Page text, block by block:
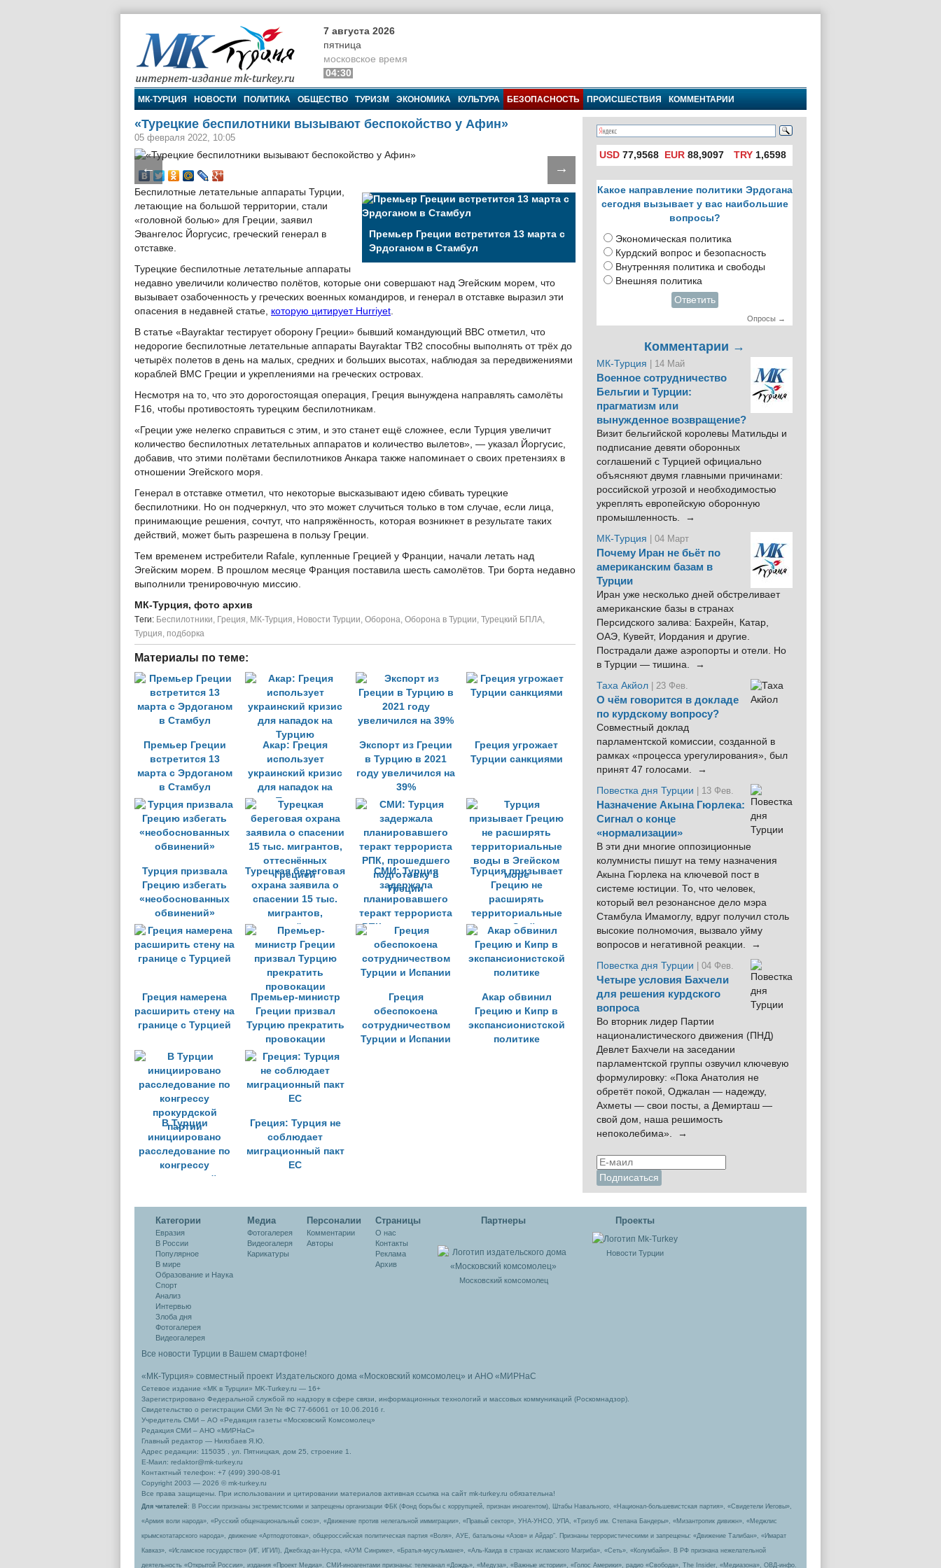
МК-Турция
7 августа 2026
пятница
московское время
04:30
МК-ТУРЦИЯ НОВОСТИ ПОЛИТИКА ОБЩЕСТВО ТУРИЗМ ЭКОНОМИКА КУЛЬТУРА БЕЗОПАСНОСТЬ ПРОИСШЕСТВИЯ КОММЕНТАРИИ
«Турецкие беспилотники вызывают беспокойство у Афин»
05 февраля 2022, 10:05
← →
Премьер Греции встретится 13 марта с
Эрдоганом в Стамбул
Беспилотные летательные аппараты Турции,
летающие на большой территории, стали
«головной болью» для Греции, заявил
Эвангелос Йоргусис, греческий генерал в
отставке.
Турецкие беспилотные летательные аппараты
недавно увеличили количество полётов, которые они совершают над Эгейским морем, что
вызывает озабоченность у греческих военных командиров, и генерал в отставке выразил эти
опасения в недавней статье, которую цитирует Hurriyet.
В статье «Bayraktar тестирует оборону Греции» бывший командующий ВВС отметил, что
недорогие беспилотные летательные аппараты Bayraktar TB2 способны выполнять от трёх до
четырёх полетов в день на малых, средних и больших высотах, наблюдая за передвижениями
кораблей ВМС Греции и укреплениями на греческих островах.
Несмотря на то, что это дорогостоящая операция, Греция вынуждена направлять самолёты
F16, чтобы противостоять турецким беспилотникам.
«Греции уже нелегко справиться с этим, и это станет ещё сложнее, если Турция увеличит
количество беспилотных летательных аппаратов и количество вылетов», — указал Йоргусис,
добавив, что этими полётами беспилотников Анкара также напоминает о своих претензиях в
отношении Эгейского моря.
Генерал в отставке отметил, что некоторые высказывают идею сбивать турецкие
беспилотники. Но он подчеркнул, что это может случиться только в том случае, если лица,
принимающие решения, сочтут, что напряжённость, которая возникнет в результате таких
действий, может быть разрешена в пользу Греции.
Тем временем истребители Rafale, купленные Грецией у Франции, начали летать над
Эгейским морем. В прошлом месяце Франция поставила шесть самолётов. Три борта недавно
выполнили тренировочную миссию.
МК-Турция, фото архив
Tеги: Беспилотники, Греция, МК-Турция, Новости Турции, Оборона, Оборона в Турции, Турецкий БПЛА,
Турция, подборка
Материалы по теме:
Премьер Греции
встретится 13
марта с Эрдоганом
в Стамбул
Акар: Греция
использует
украинский кризис
для нападок на
Турцию
Экспорт из Греции
в Турцию в 2021
году увеличился на
39%
Греция угрожает
Турции санкциями
Турция призвала
Грецию избегать
«необоснованных
обвинений»
Турецкая береговая
охрана заявила о
спасении 15 тыс.
мигрантов,
оттеснённых
Грецией
СМИ: Турция
задержала
планировавшего
теракт террориста
РПК, прошедшего
подготовку в
Греции
Турция призывает
Грецию не
расширять
территориальные
воды в Эгейском
море
Греция намерена
расширить стену на
границе с Турцией
Премьер-министр
Греции призвал
Турцию прекратить
провокации
Греция
обеспокоена
сотрудничеством
Турции и Испании
Акар обвинил
Грецию и Кипр в
экспансионистской
политике
В Турции
инициировано
расследование по
конгрессу
прокурдской
Греция: Турция не
соблюдает
миграционный пакт
ЕС
USD 77,9568 EUR 88,9097 TRY1,6598
Какое направление политики Эрдогана
сегодня вызывает у вас наибольшие
вопросы?
Экономическая политика
Курдский вопрос и безопасность
Внутренняя политика и свободы
Внешняя политика
Ответить
Опросы →
Комментарии →
МК-Турция | 14 Май
Военное сотрудничество
Бельгии и Турции:
прагматизм или
вынужденное возвращение?
Визит бельгийской королевы Матильды и
подписание девяти оборонных
соглашений с Турцией официально
объясняют двумя главными причинами:
российской угрозой и необходимостью
укреплять европейскую оборонную
промышленность. →
МК-Турция
| 04 Март
Почему Иран не бьёт по
американским базам в
Турции
Иран уже несколько дней обстреливает
американские базы в странах
Персидского залива: Бахрейн, Катар,
ОАЭ, Кувейт, Иордания и другие.
Пострадали даже аэропорты и отели. Но
в Турции — тишина. →
Таха Акйол | 23 Фев.
О чём говорится в докладе
по курдскому вопросу?
Совместный доклад
парламентской комиссии, созданной в
рамках «процесса урегулирования», был
принят 47 голосами. →
Повестка дня Турции
| 13 Фев.
Назначение Акына Гюрлека:
Сигнал о конце
«нормализации»
В эти дни многие оппозиционные
колумнисты пишут на тему назначения
Акына Гюрлека на ключевой пост в
системе юстиции. То, что человек,
который вел резонансное дело мэра
Стамбула Имамоглу, вдруг получил столь
высокие полномочия, вызвало уйму
вопросов и негативной реакции. →
Повестка дня Турции
| 04 Фев.
Четыре условия Бахчели
для решения курдского
вопроса
Во вторник лидер Партии
националистического движения (ПНД)
Девлет Бахчели на заседании
парламентской группы озвучил ключевую
формулировку: «Пока Анатолия не
обретёт покой, Оджалан — надежду,
Ахметы — свои посты, а Демирташ —
свой дом, наша решимость
непоколебима». →
Категории
Евразия
В России
Популярное
В мире
Образование и Наука
Спорт
Анализ
Интервью
Злоба дня
Фотогалерея
Видеогалерея
Медиа
Фотогалерея
Видеогалеря
Карикатуры
Персоналии
Комментарии
Авторы
Cтраницы
О нас
Контакты
Реклама
Архив
Партнеры
Московский комсомолец
Проекты
Новости Турции
Все новости Турции в Вашем смартфоне!
«МК-Турция» совместный проект Издательского дома «Московский комсомолец» и АНО «МИРНаС
Сетевое издание «МК в Турции» MK-Turkey.ru — 16+
Зарегистрировано Федеральной службой по надзору в сфере связи, информационных технологий и массовых коммуникаций (Роскомнадзор).
Свидетельство о регистрации СМИ Эл № ФС 77-66061 от 10.06.2016 г.
Учредитель СМИ – АО «Редакция газеты «Московский Комсомолец»
Редакция СМИ – АНО «МИРНаС»
Главный редактор — Ниязбаев Я.Ю.
Адрес редакции: 115035 , ул. Пятницкая, дом 25, строение 1.
Е-Маил: redaktor@mk-turkey.ru
Контактный телефон: +7 (499) 390-08-91
Copyright 2003 — 2026 © mk-turkey.ru
Все права защищены. При использовании и цитировании материалов активная ссылка на сайт mk-turkey.ru обязательна!
Для читателей : В России признаны экстремистскими и запрещены организации ФБК (Фонд борьбы с коррупцией, признан иноагентом), Штабы Навального, «Национал-большевистская партия», «Свидетели Иеговы»,
«Армия воли народа», «Русский общенациональный союз», «Движение против нелегальной иммиграции», «Правый сектор», УНА-УНСО, УПА, «Тризуб им. Степана Бандеры», «Мизантропик дивижн», «Меджлис
крымскотатарского народа», движение «Артподготовка», общероссийская политическая партия «Воля», АУЕ, батальоны «Азов» и Айдар″. Признаны террористическими и запрещены: «Движение Талибан», «Имарат
Кавказ», «Исламское государство» (ИГ, ИГИЛ), Джебхад-ан-Нусра, «АУМ Синрике», «Братья-мусульмане», «Аль-Каида в странах исламского Магриба», «Сеть», «Колумбайн». В РФ признана нежелательной
деятельность «Открытой России», издания «Проект Медиа». СМИ-иноагентами признаны: телеканал «Дождь», «Медуза», «Важные истории», «Голос Америки», радио «Свобода», The Insider, «Медиазона», ОВД-инфо.